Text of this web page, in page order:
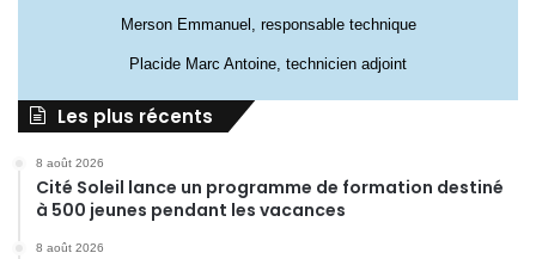
Merson Emmanuel, responsable technique
Placide Marc Antoine, technicien adjoint
Les plus récents
8 août 2026
Cité Soleil lance un programme de formation destiné
à 500 jeunes pendant les vacances
8 août 2026